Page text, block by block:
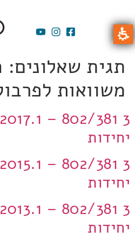
תגית שאלונים:
משוואות
– 802/381 3
יחידות
– 802/381 3
יחידות
– 802/381 3
יחידות